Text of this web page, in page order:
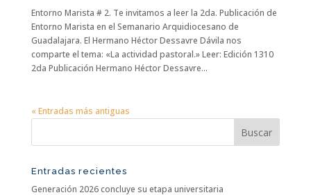
Entorno Marista # 2. Te invitamos a leer la 2da. Publicación de
Entorno Marista en el Semanario Arquidiocesano de
Guadalajara. El Hermano Héctor Dessavre Dávila nos
comparte el tema: «La actividad pastoral.» Leer: Edición 1310
2da Publicación Hermano Héctor Dessavre...
« Entradas más antiguas
Entradas recientes
Generación 2026 concluye su etapa universitaria